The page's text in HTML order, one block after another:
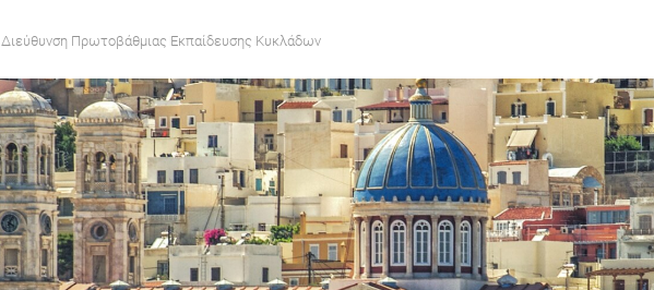
Διεύθυνση Πρωτοβάθμιας Εκπαίδευσης Κυκλάδων